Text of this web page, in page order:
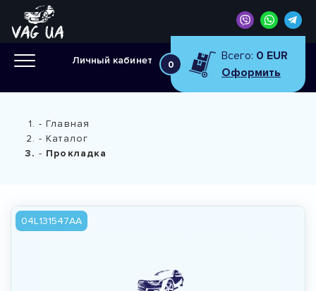
Личный кабинет 0
Всего: 0 EUR
Оформить
Главная
Каталог
Прокладка
04L131547AA